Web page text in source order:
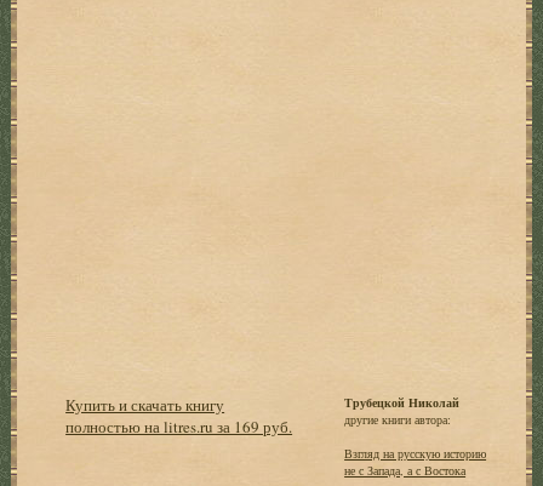
Купить и скачать книгу
полностью на litres.ru за 169 руб.
Трубецкой Николай
другие книги автора:
Взгляд на русскую историю
не с Запада, а с Востока